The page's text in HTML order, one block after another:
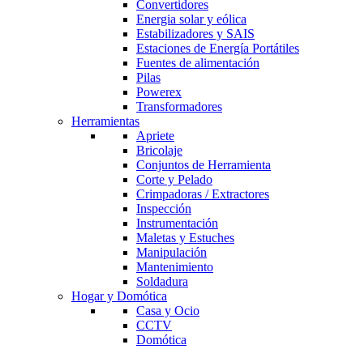
Convertidores
Energia solar y eólica
Estabilizadores y SAIS
Estaciones de Energía Portátiles
Fuentes de alimentación
Pilas
Powerex
Transformadores
Herramientas
Apriete
Bricolaje
Conjuntos de Herramienta
Corte y Pelado
Crimpadoras / Extractores
Inspección
Instrumentación
Maletas y Estuches
Manipulación
Mantenimiento
Soldadura
Hogar y Domótica
Casa y Ocio
CCTV
Domótica